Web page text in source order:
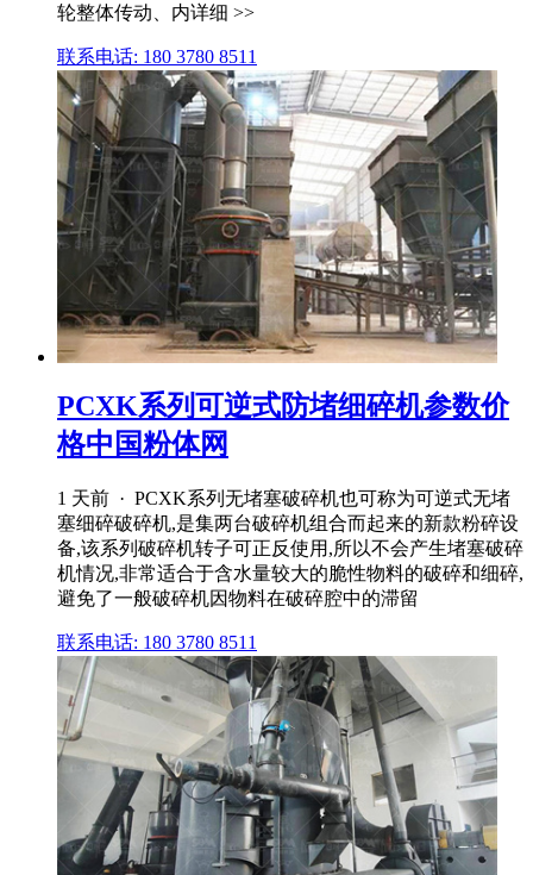
轮整体传动、内详细 >>
联系电话: 180 3780 8511
PCXK系列可逆式防堵细碎机参数价
格中国粉体网
1 天前 · PCXK系列无堵塞破碎机也可称为可逆式无堵
塞细碎破碎机,是集两台破碎机组合而起来的新款粉碎设
备,该系列破碎机转子可正反使用,所以不会产生堵塞破碎
机情况,非常适合于含水量较大的脆性物料的破碎和细碎,
避免了一般破碎机因物料在破碎腔中的滞留
联系电话: 180 3780 8511